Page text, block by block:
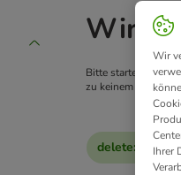
Wir
Bitte starten Sie
zu keinem
delete:
Wir
Ihrer